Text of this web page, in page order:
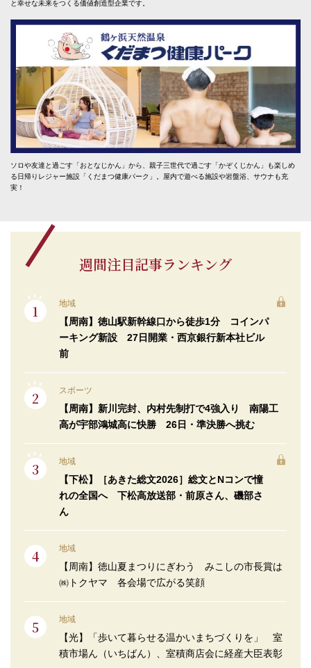
と幸せな未来をつくる価値創造型企業です。
ソロや友達と過ごす「おとなじかん」から、親子三世代で過ごす「かぞくじかん」も楽しめ
る日帰りレジャー施設「くだまつ健康パーク」。屋内で遊べる施設や岩盤浴、サウナも充
実！
週間注目記事ランキング
地域
【周南】徳山駅新幹線口から徒歩1分 コインパ
ーキング新設 27日開業・西京銀行新本社ビル
前
スポーツ
【周南】新川完封、内村先制打で4強入り 南陽工
高が宇部鴻城高に快勝 26日・準決勝へ挑む
地域
【下松】［あきた総文2026］総文とNコンで憧
れの全国へ 下松高放送部・前原さん、磯部さ
ん
地域
【周南】徳山夏まつりにぎわう みこしの市長賞は
㈱トクヤマ 各会場で広がる笑顔
地域
【光】「歩いて暮らせる温かいまちづくりを」 室
積市場ん（いちばん）、室積商店会に経産大臣表彰